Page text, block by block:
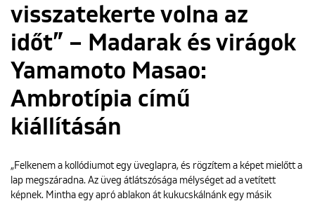
visszatekerte volna az
időt” – Madarak és virágok
Yamamoto Masao:
Ambrotípia című
kiállításán
„Felkenem a kollódiumot egy üveglapra, és rögzítem a képet mielőtt a
lap megszáradna. Az üveg átlátszósága mélységet ad a vetített
képnek. Mintha egy apró ablakon át kukucskálnánk egy másik